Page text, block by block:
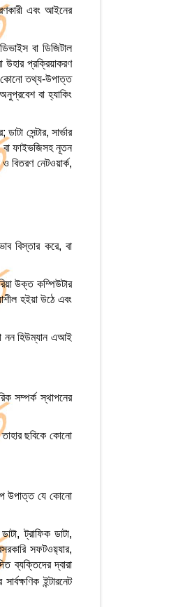
এবং আইনের
বা ডিজিটাল
প্রক্রিয়াকরণ
কোনো তথ্য-উপাত্ত
বা হ্যাকিং
সেন্টার, সার্ভার
বা ফাইভজিসহ নূতন
বিতরণ নেটওয়ার্ক,
বিস্তার করে, বা
উক্ত কম্পিউটার
হইয়া উঠে এবং
নন হিউম্যান এআই
সম্পর্ক স্থাপনের
ছবিকে কোনো
উপাত্ত যে কোনো
ট্রাফিক ডাটা,
সফটওয়‍্যার,
ব্যক্তিদের দ্বারা
ইন্টারনেট